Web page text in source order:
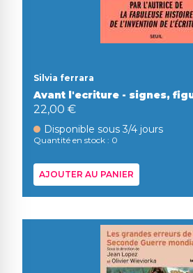
Silvia ferrara
Avant l'ecriture - signes,
22,00 €
Disponible sous 3/4 jours
Quantité en stock : 0
AJOUTER AU PANIER